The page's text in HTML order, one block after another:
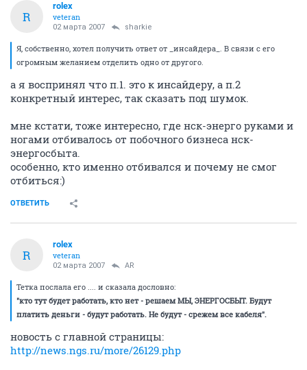
R
rolex
veteran
02 марта 2007 sharkie
Я, собственно, хотел получить ответ от _инсайдера_. В связи с его
огромным желанием отделить одно от другого.
а я воспринял что п.1. это к инсайдеру, а п.2
конкретный интерес, так сказать под шумок.
мне кстати, тоже интересно, где нск-энерго руками и
ногами отбивалось от побочного бизнеса нск-
энергосбыта.
особенно, кто именно отбивался и почему не смог
отбиться:)
ОТВЕТИТЬ
R
rolex
veteran
02 марта 2007 AR
Тетка послала его .... и сказала дословно:
"кто тут будет работать, кто нет - решаем МЫ, ЭНЕРГОСБЫТ. Будут
платить деньги - будут работать. Не будут - срежем все кабеля".
новость с главной страницы:
http://news.ngs.ru/more/26129.php